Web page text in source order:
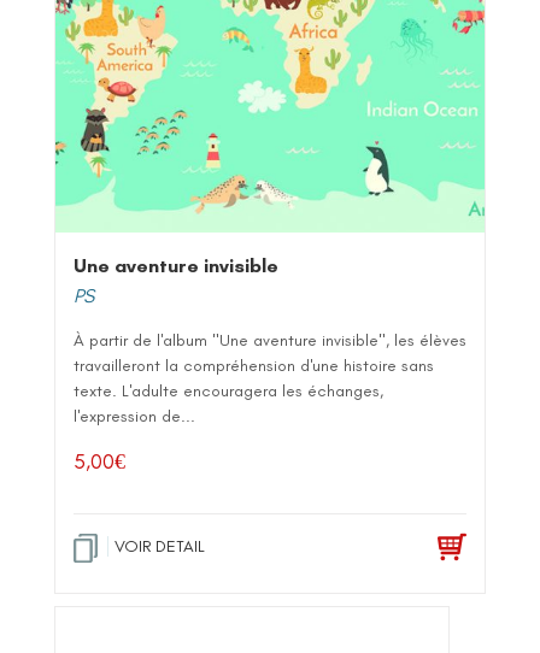
Une aventure invisible
PS
À partir de l'album "Une aventure invisible", les élèves
travailleront la compréhension d'une histoire sans
texte. L'adulte encouragera les échanges,
l'expression de...
5,00€
VOIR DETAIL